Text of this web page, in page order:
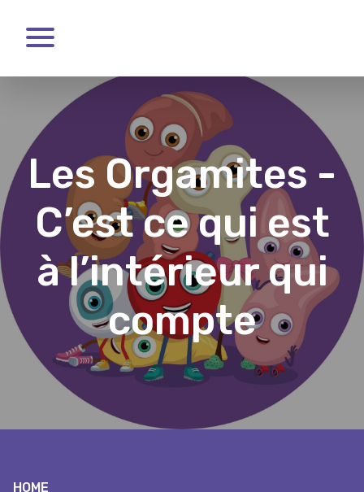
main
Les Orgamites -
C’est ce qui est
à l’intérieur qui
compte
Breadcrumb
HOME